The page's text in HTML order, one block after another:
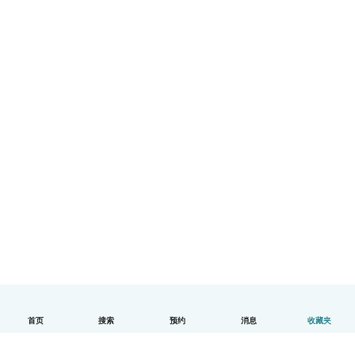
首页 搜索 预约 消息 收藏夹